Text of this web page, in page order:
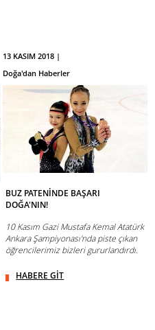
13 KASIM 2018 |
Doğa'dan Haberler
BUZ PATENİNDE BAŞARI
DOĞA'NIN!
10 Kasım Gazi Mustafa Kemal Atatürk
Ankara Şampiyonası'nda piste çıkan
öğrencilerimiz bizleri gururlandırdı.
HABERE GİT